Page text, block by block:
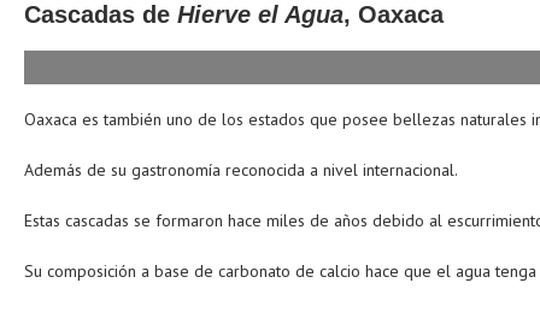
Cascadas de Hierve el Agua, Oaxaca
Oaxaca es también uno de los estados que posee bellezas naturales
Además de su gastronomía reconocida a nivel internacional.
Estas cascadas se formaron hace miles de años debido al
Su composición a base de carbonato de calcio hace que el agua